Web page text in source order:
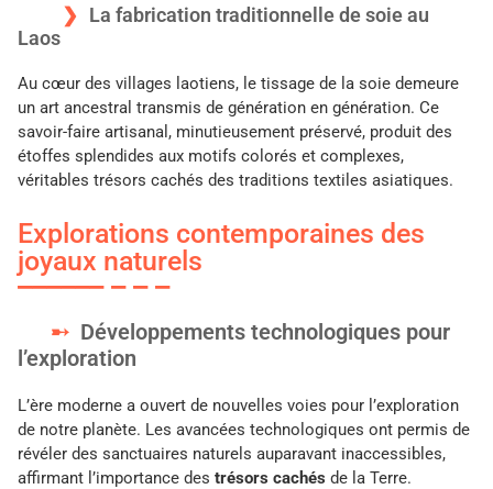
La fabrication traditionnelle de soie au
Laos
Au cœur des villages laotiens, le tissage de la soie demeure
un art ancestral transmis de génération en génération. Ce
savoir-faire artisanal, minutieusement préservé, produit des
étoffes splendides aux motifs colorés et complexes,
véritables trésors cachés des traditions textiles asiatiques.
Explorations contemporaines des
joyaux naturels
Développements technologiques pour
l’exploration
L’ère moderne a ouvert de nouvelles voies pour l’exploration
de notre planète. Les avancées technologiques ont permis de
révéler des sanctuaires naturels auparavant inaccessibles,
affirmant l’importance des trésors cachés de la Terre.